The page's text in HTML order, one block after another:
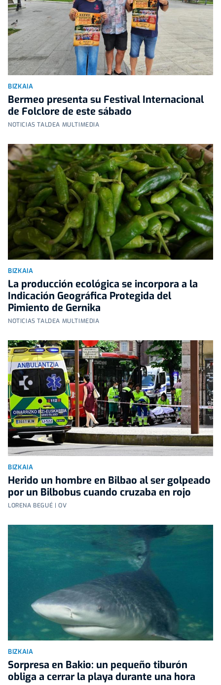
BIZKAIA
Bermeo presenta su Festival Internacional
de Folclore de este sábado
NOTICIAS TALDEA MULTIMEDIA
BIZKAIA
La producción ecológica se incorpora a la
Indicación Geográfica Protegida del
Pimiento de Gernika
NOTICIAS TALDEA MULTIMEDIA
BIZKAIA
Herido un hombre en Bilbao al ser golpeado
por un Bilbobus cuando cruzaba en rojo
LORENA BEGUÉ | OV
BIZKAIA
Sorpresa en Bakio: un pequeño tiburón
obliga a cerrar la playa durante una hora